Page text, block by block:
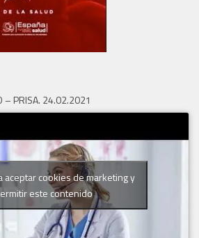
– PRISA. 24.02.2021
aceptar cookies de marketing y
este contenido